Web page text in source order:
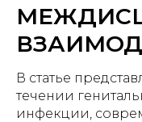
В статье
течении
инфекции,